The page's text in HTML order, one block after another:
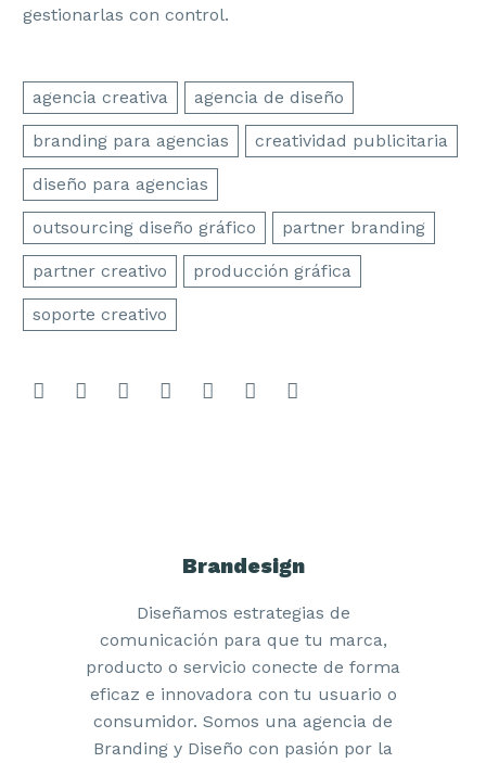
gestionarlas con control.
agencia creativa agencia de diseño
branding para agencias creatividad publicitaria
diseño para agencias
outsourcing diseño gráfico partner branding
partner creativo producción gráfica
soporte creativo
Brandesign
Diseñamos estrategias de
comunicación para que tu marca,
producto o servicio conecte de forma
eficaz e innovadora con tu usuario o
consumidor. Somos una agencia de
Branding y Diseño con pasión por la